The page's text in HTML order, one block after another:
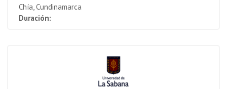
Chía, Cundinamarca
Duración: